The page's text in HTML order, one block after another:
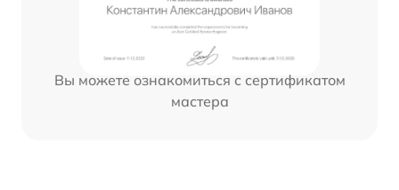
Вы можете ознакомиться с сертификатом
мастера